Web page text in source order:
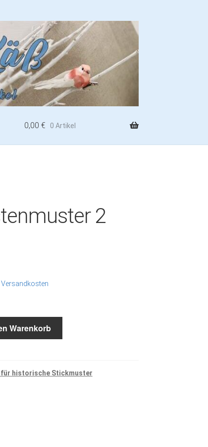
0,00 € 0 Artikel
2
Versandkosten
Warenkorb
historische Stickmuster